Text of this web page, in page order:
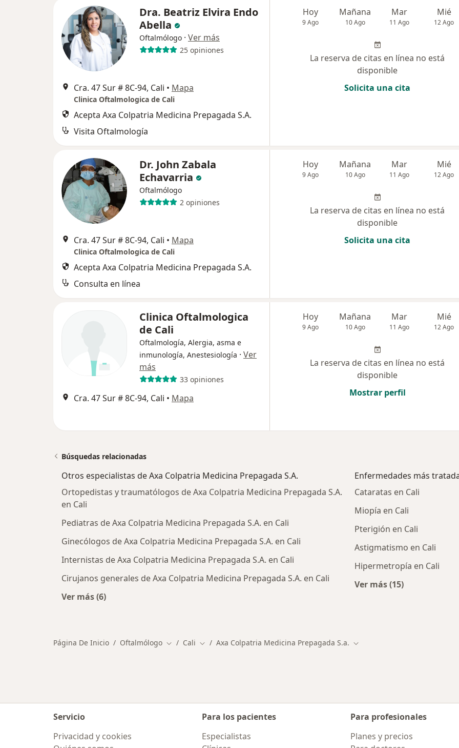
Dra. Beatriz Elvira Endo
Abella
Oftalmólogo · Ver más
25 opiniones
Cra. 47 Sur # 8C-94, Cali • Mapa
Clinica Oftalmologica de Cali
Acepta Axa Colpatria Medicina Prepagada S.A.
Visita Oftalmología
Hoy
9 Ago
Mañana
10 Ago
Mar
11 Ago
Mié
12 Ago
La reserva de citas en línea no está
disponible
Solicita una cita
Dr. John Zabala
Echavarria
Oftalmólogo
2 opiniones
Cra. 47 Sur # 8C-94, Cali • Mapa
Clinica Oftalmologica de Cali
Acepta Axa Colpatria Medicina Prepagada S.A.
Consulta en línea
Hoy
9 Ago
Mañana
10 Ago
Mar
11 Ago
Mié
12 Ago
La reserva de citas en línea no está
disponible
Solicita una cita
Clinica Oftalmologica
de Cali
Oftalmología, Alergia, asma e
inmunología, Anestesiología · Ver
más
33 opiniones
Cra. 47 Sur # 8C-94, Cali • Mapa
Hoy
9 Ago
Mañana
10 Ago
Mar
11 Ago
Mié
12 Ago
La reserva de citas en línea no está
disponible
Mostrar perfil
Búsquedas relacionadas
Otros especialistas de Axa Colpatria Medicina Prepagada S.A.
Ortopedistas y traumatólogos de Axa Colpatria Medicina Prepagada S.A.
en Cali
Pediatras de Axa Colpatria Medicina Prepagada S.A. en Cali
Ginecólogos de Axa Colpatria Medicina Prepagada S.A. en Cali
Internistas de Axa Colpatria Medicina Prepagada S.A. en Cali
Cirujanos generales de Axa Colpatria Medicina Prepagada S.A. en Cali
Ver más (6)
Enfermedades más
Cataratas en Cali
Miopía en Cali
Pterigión en Cali
Astigmatismo en Cali
Hipermetropía en Cali
Ver más (15)
Página De Inicio Oftalmólogo Cambiar de ciudad
Cali Cambiar de ciudad
Axa Colpatria Medicina Prepagada S.a. Cambiar de ciudad
Servicio
Privacidad y cookies
Para los pacientes
Especialistas
Para profesionales
Planes y precios